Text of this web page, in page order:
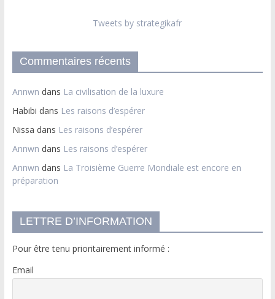
Tweets by strategikafr
Commentaires récents
Annwn dans La civilisation de la luxure
Habibi dans Les raisons d’espérer
Nissa dans Les raisons d’espérer
Annwn dans Les raisons d’espérer
Annwn dans La Troisième Guerre Mondiale est encore en
préparation
LETTRE D’INFORMATION
Pour être tenu prioritairement informé :
Email